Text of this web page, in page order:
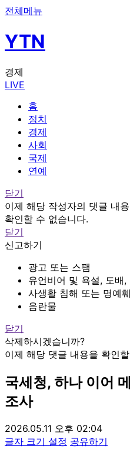
전체메뉴
YTN
경제
LIVE
홈
정치
경제
사회
국제
연예
닫기
이제 해당 작성자의 댓글 내
확인할 수 없습니다.
닫기
신고하기
광고 또는 스팸
유언비어 및 욕설, 도배,
사생활 침해 또는 명예
음란물
닫기
삭제하시겠습니까?
이제 해당 댓글 내용을 확인
국세청, 하나 이어
조사
2026.05.11 오후 02:04
글자 크기 설정 공유하기